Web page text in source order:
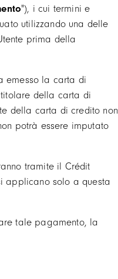
"), i cui termini e
utilizzando una delle
prima della
emesso la carta di
della carta di
della carta di credito non
potrà essere imputato
tramite il Crédit
applicano solo a questa
tale pagamento, la